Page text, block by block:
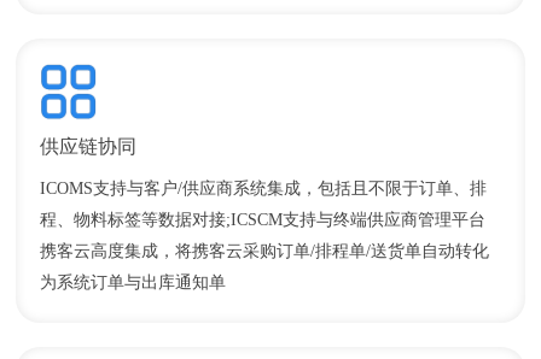
供应链协同
ICOMS支持与客户/供应商系统集成，包括且不限于订单、排
程、物料标签等数据对接;ICSCM支持与终端供应商管理平台
携客云高度集成，将携客云采购订单/排程单/送货单自动转化
为系统订单与出库通知单